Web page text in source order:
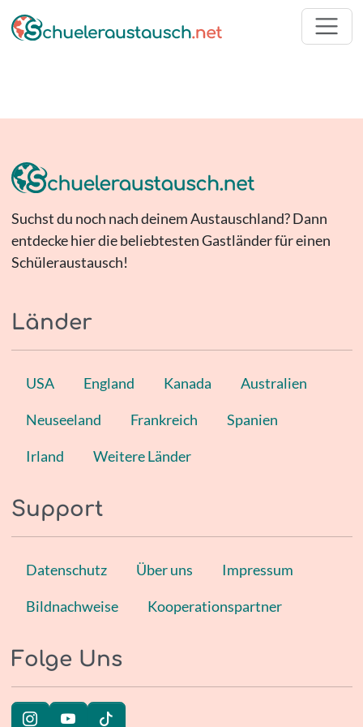
Suchst du noch nach deinem Austauschland? Dann
entdecke hier die beliebtesten Gastländer für einen
Schüleraustausch!
Länder
USA England Kanada Australien
Neuseeland Frankreich Spanien
Irland Weitere Länder
Support
Datenschutz Über uns Impressum
Bildnachweise Kooperationspartner
Folge Uns